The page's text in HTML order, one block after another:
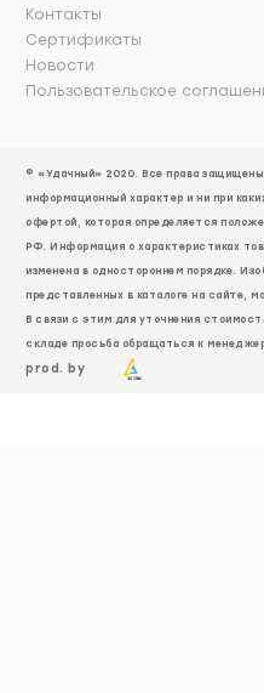
Контакты
Сертификаты
Новости
Пользовательское
© «Удачный» 2020. Все права
информационный характер и ни при
офертой, которая определяется
РФ. Информация о характеристиках
изменена в одностороннем порядке.
представленных в каталоге на сайте,
В связи с этим для уточнения
складе просьба обращаться к
prod. by